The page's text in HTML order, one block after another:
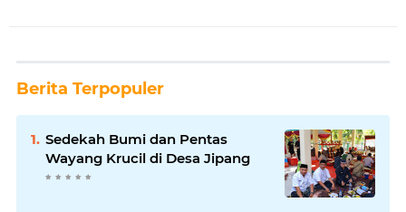
Berita Terpopuler
Sedekah Bumi dan Pentas
Wayang Krucil di Desa Jipang